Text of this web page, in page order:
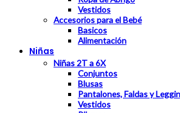
Vestidos
Accesorios para el Bebé
Basicos
Alimentación
Niñas
Niñas 2T a 6X
Conjuntos
Blusas
Pantalones, Faldas y
Vestidos